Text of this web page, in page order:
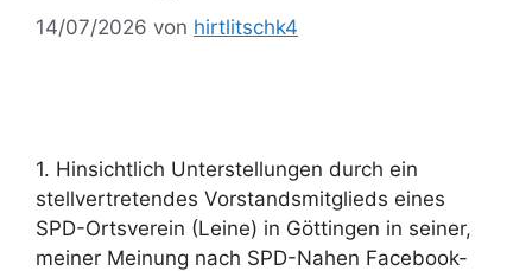
14/07/2026 von hirtlitschk4
1. Hinsichtlich Unterstellungen durch ein
stellvertretendes Vorstandsmitglieds eines
SPD-Ortsverein (Leine) in Göttingen in seiner,
meiner Meinung nach SPD-Nahen Facebook-